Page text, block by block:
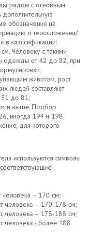
рядом с основным
дополнительную
обозначения на
о телосложении/
в классификации:
Человеку с такими
одежды от 42 до 82, при
животом, рост
людей составляют
51 до 81;
и выше. Подбор
иногда 194 и 198;
для которого
используются символы
человека – 170 см;
человека – 170-178 см;
человека – 178-188 см;
человека - более 188